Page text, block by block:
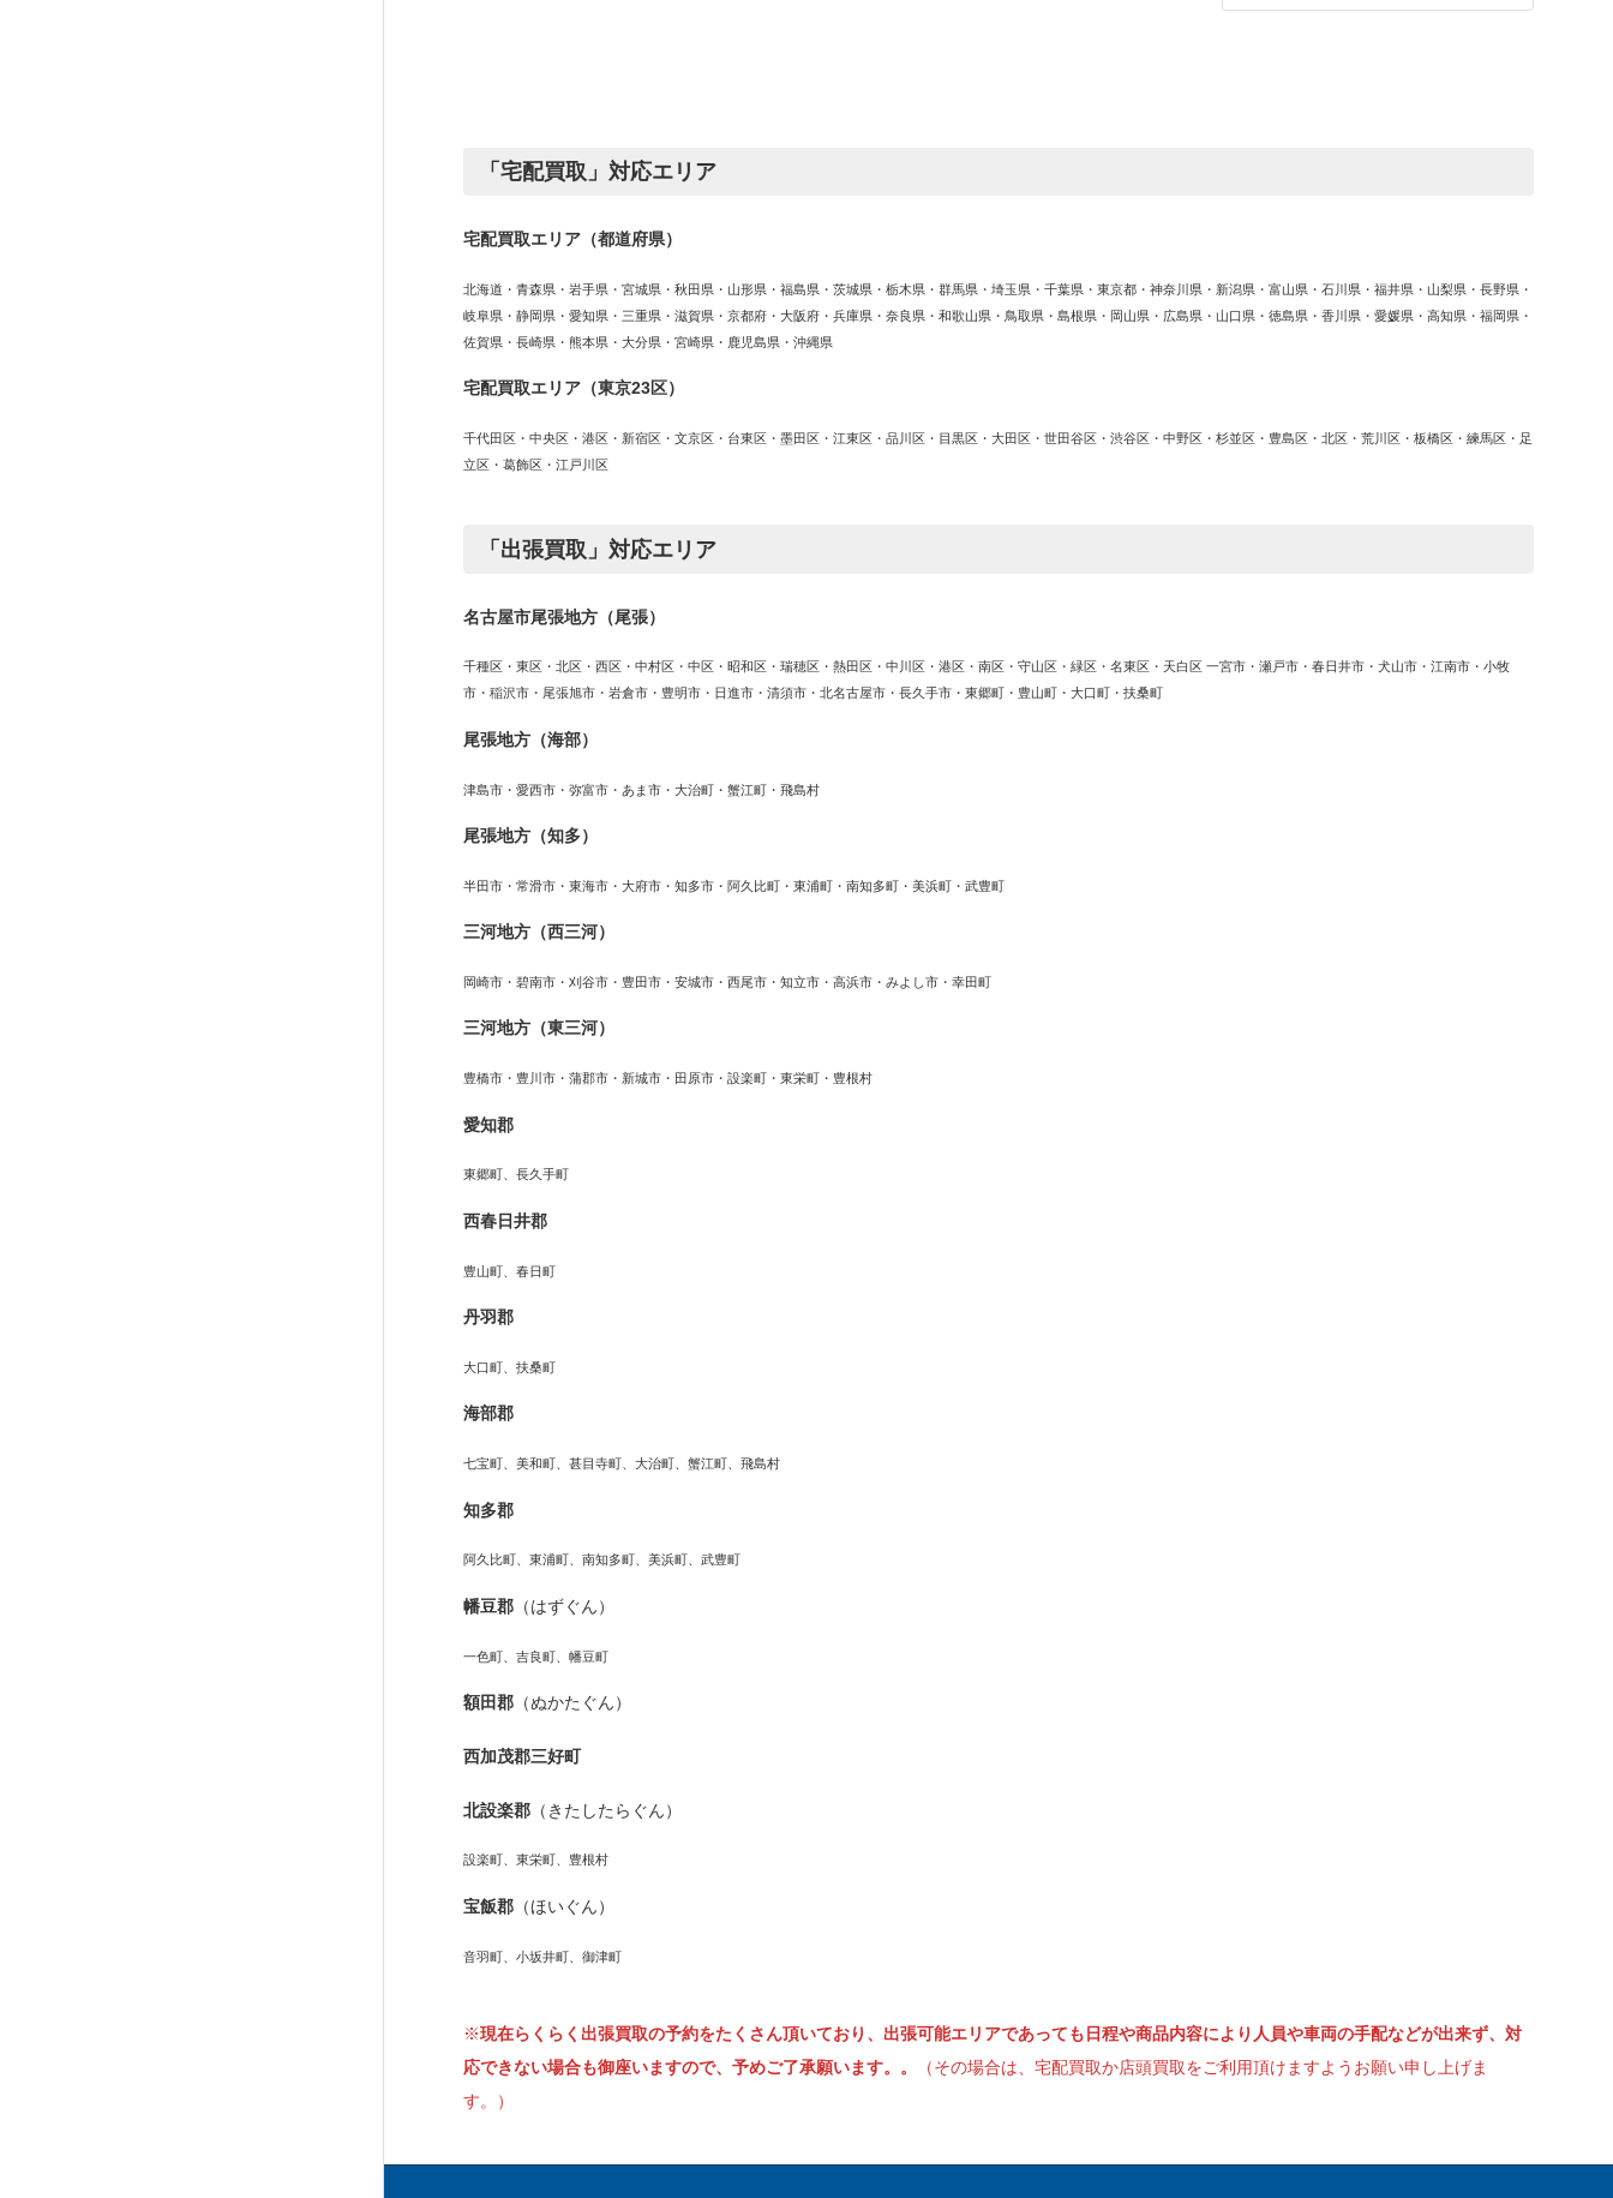
績
カ
「宅配買取」対応エリア
宅配買取エリア（都道府県）
北海道・青森県・岩手県・宮城県・秋田県・山形県・福島県・茨城県・栃木県・群馬県・埼玉県・千葉県・東京都・神奈川県・新潟県・富山県・石川県・福井県・山梨県・長野県・
岐阜県・静岡県・愛知県・三重県・滋賀県・京都府・大阪府・兵庫県・奈良県・和歌山県・鳥取県・島根県・岡山県・広島県・山口県・徳島県・香川県・愛媛県・高知県・福岡県・
佐賀県・長崎県・熊本県・大分県・宮崎県・鹿児島県・沖縄県
宅配買取エリア（東京23区）
千代田区・中央区・港区・新宿区・文京区・台東区・墨田区・江東区・品川区・目黒区・大田区・世田谷区・渋谷区・中野区・杉並区・豊島区・北区・荒川区・板橋区・練馬区・足
立区・葛飾区・江戸川区
「出張買取」対応エリア
名古屋市尾張地方（尾張）
千種区・東区・北区・西区・中村区・中区・昭和区・瑞穂区・熱田区・中川区・港区・南区・守山区・緑区・名東区・天白区 一宮市・瀬戸市・春日井市・犬山市・江南市・小牧
市・稲沢市・尾張旭市・岩倉市・豊明市・日進市・清須市・北名古屋市・長久手市・東郷町・豊山町・大口町・扶桑町
尾張地方（海部）
津島市・愛西市・弥富市・あま市・大治町・蟹江町・飛島村
尾張地方（知多）
半田市・常滑市・東海市・大府市・知多市・阿久比町・東浦町・南知多町・美浜町・武豊町
三河地方（西三河）
岡崎市・碧南市・刈谷市・豊田市・安城市・西尾市・知立市・高浜市・みよし市・幸田町
三河地方（東三河）
豊橋市・豊川市・蒲郡市・新城市・田原市・設楽町・東栄町・豊根村
愛知郡
東郷町、長久手町
西春日井郡
豊山町、春日町
丹羽郡
大口町、扶桑町
海部郡
七宝町、美和町、甚目寺町、大治町、蟹江町、飛島村
知多郡
阿久比町、東浦町、南知多町、美浜町、武豊町
幡豆郡 （はずぐん）
一色町、吉良町、幡豆町
額田郡 （ぬかたぐん）
西加茂郡三好町
北設楽郡 （きたしたらぐん）
設楽町、東栄町、豊根村
宝飯郡 （ほいぐん）
音羽町、小坂井町、御津町
※現在らくらく出張買取の予約をたくさん頂いており、出張可能エリアであっても日程や商品内容により人員や車両の手配などが出来ず、対
応できない場合も御座いますので、予めご了承願います。。
（その場合は、宅配買取か店頭買取をご利用頂けますようお願い申し上げま
す。）